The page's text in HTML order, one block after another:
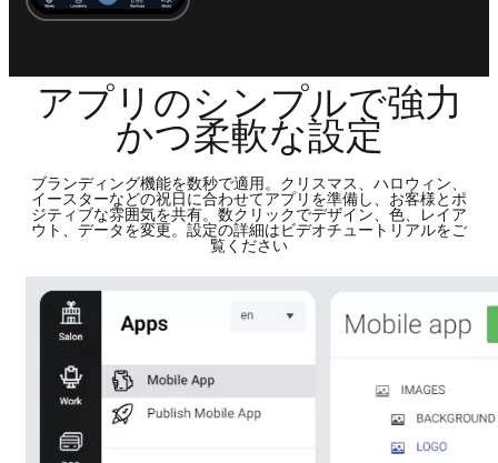
アプリのシンプルで強力
かつ柔軟な設定
ブランディング機能を数秒で適用。クリスマス、ハロウィン、
イースターなどの祝日に合わせてアプリを準備し、お客様とポ
ジティブな雰囲気を共有。数クリックでデザイン、色、レイア
ウト、データを変更。設定の詳細はビデオチュートリアルをご
覧ください